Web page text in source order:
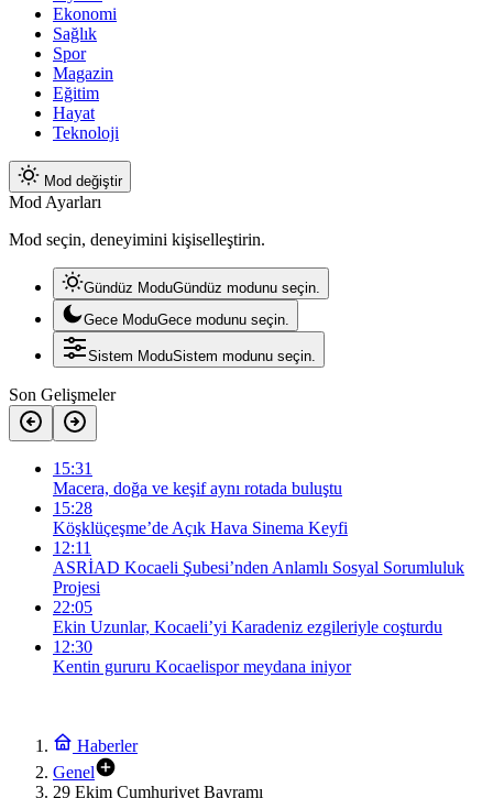
Ekonomi
Sağlık
Spor
Magazin
Eğitim
Hayat
Teknoloji
Mod değiştir
Mod Ayarları
Mod seçin, deneyimini kişiselleştirin.
Gündüz ModuGündüz modunu seçin.
Gece ModuGece modunu seçin.
Sistem ModuSistem modunu seçin.
Son Gelişmeler
15:31
Macera, doğa ve keşif aynı rotada buluştu
15:28
Köşklüçeşme’de Açık Hava Sinema Keyfi
12:11
ASRİAD Kocaeli Şubesi’nden Anlamlı Sosyal Sorumluluk
Projesi
22:05
Ekin Uzunlar, Kocaeli’yi Karadeniz ezgileriyle coşturdu
12:30
Kentin gururu Kocaelispor meydana iniyor
Haberler
Genel
29 Ekim Cumhuriyet Bayramı